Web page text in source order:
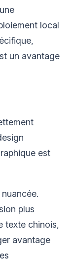
local
un avantage
est
plus
texte chinois,
avantage